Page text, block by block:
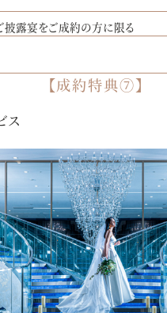
露宴をご成約の方に限る
【成約特典⑦】
ス